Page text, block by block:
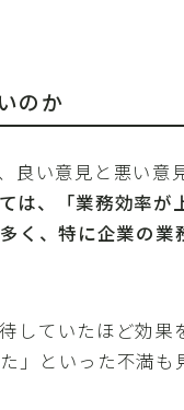
のか
良い意見と悪い意
は、「業務効率が
く、特に企業の業
していたほど効果
」といった不満も